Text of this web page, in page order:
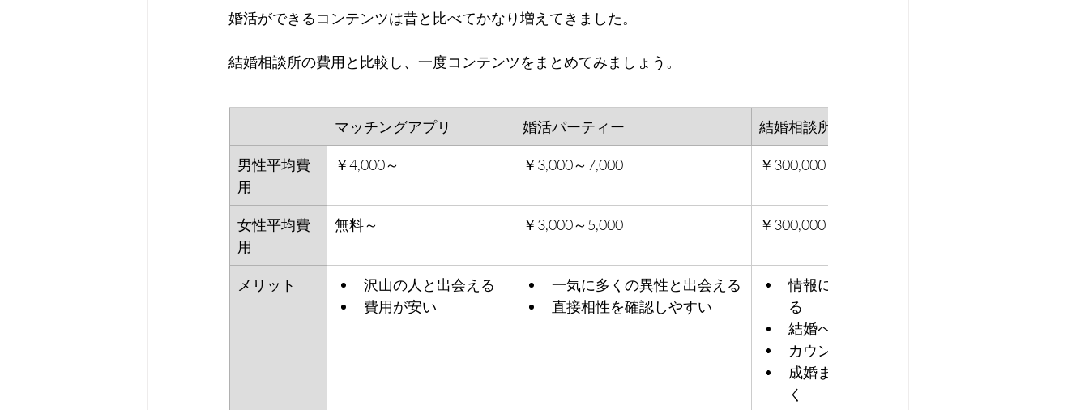
婚活ができるコンテンツは昔と比べてかなり増えてきました。
結婚相談所の費用と比較し、一度コンテンツをまとめてみましょう。
マッチングアプリ 婚活パーティー 結婚相談所（仲人型）
男性平均費
用
￥4,000～ ￥3,000～7,000 ￥300,000～
女性平均費
用
無料～ ￥3,000～5,000 ￥300,000～
メリット
沢山の人と出会える
費用が安い
一気に多くの異性と出会える
直接相性を確認しやすい
情報に信ぴょう性があ
る
結婚への熱量が同じ
カウンセラーがつく
成婚までサポートが続
く